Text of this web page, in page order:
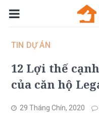
TIN DỰ ÁN
12 Lợi thế
của căn hộ
29 Tháng Chín, 2020